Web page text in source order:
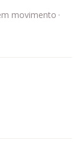
movimento ·